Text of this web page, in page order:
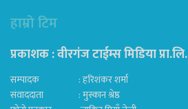
हाम्रो टिम
प्रकाशक : वीरगंज टाईम्स मिडिया प्रा‍.लि.
सम्पादक : हरिशंकर शर्मा
संवाददाता : मुस्कान श्रेष्ठ